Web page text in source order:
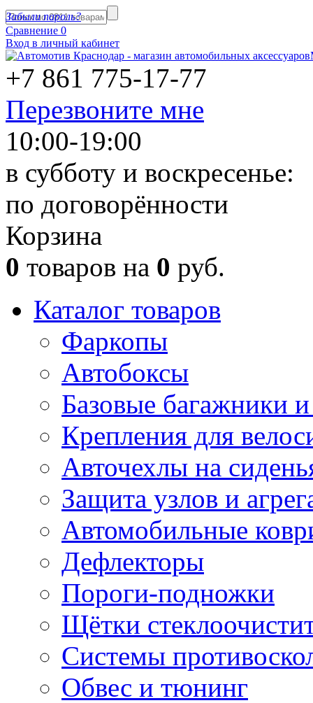
Сравнение 0
Вход в личный кабинет
+7 861 775-17-77
Перезвоните мне
10:00-19:00
в субботу и воскресенье:
по договорённости
Корзина
0 товаров на 0 руб.
Каталог товаров
Фаркопы
Автобоксы
Базовые багажники
Крепления для
Авточехлы на
Защита узлов и
Автомобильные
Дефлекторы
Пороги-подножки
Щётки
Системы
Обвес и тюнинг
Забыли пароль?